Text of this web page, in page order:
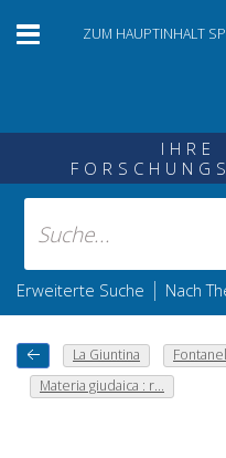
ZUM HAUPTINHALT
IHRE
Erweiterte Suche | Nach
La Giuntina
Materia giudaica : r...